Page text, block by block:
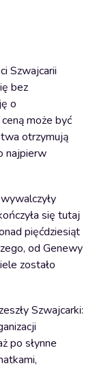
Szwajcarii
bez
o
może być
otrzymują
najpierw
się tutaj
pięćdziesiąt
od Genewy
zostało
Szwajcarki:
po słynne